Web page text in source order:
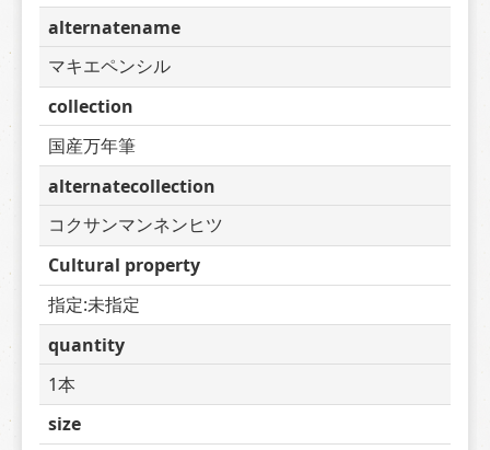
alternatename
マキエペンシル
collection
国産万年筆
alternatecollection
コクサンマンネンヒツ
Cultural property
指定:未指定
quantity
1本
size